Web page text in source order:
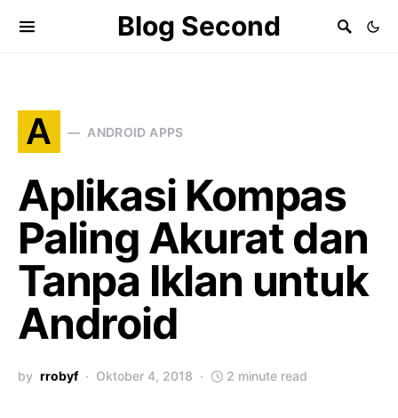
Blog Second
A ANDROID APPS
Aplikasi Kompas
Paling Akurat dan
Tanpa Iklan untuk
Android
by rrobyf Oktober 4, 2018 2 minute read